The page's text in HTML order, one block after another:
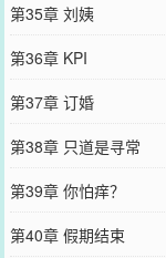
第35章 刘姨
第36章 KPI
第37章 订婚
第38章 只道是寻常
第39章 你怕痒？
第40章 假期结束